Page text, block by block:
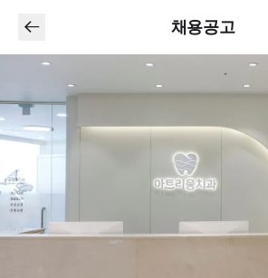
채용공고